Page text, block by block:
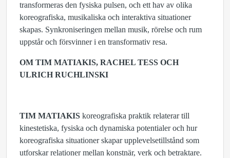
transformeras den fysiska pulsen, och ett hav av olika
koreografiska, musikaliska och interaktiva situationer
skapas. Synkroniseringen mellan musik, rörelse och rum
uppstår och försvinner i en transformativ resa.
OM TIM MATIAKIS, RACHEL TESS OCH
ULRICH RUCHLINSKI
TIM MATIAKIS koreografiska praktik relaterar till
kinestetiska, fysiska och dynamiska potentialer och hur
koreografiska situationer skapar upplevelsetillstånd som
utforskar relationer mellan konstnär, verk och betraktare.